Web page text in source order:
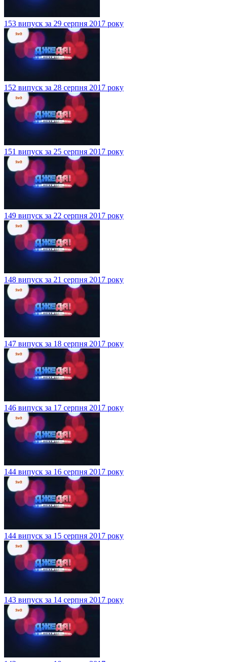
153 випуск за 29 серпня 2017 року
152 випуск за 28 серпня 2017 року
151 випуск за 25 серпня 2017 року
149 випуск за 22 серпня 2017 року
148 випуск за 21 серпня 2017 року
147 випуск за 18 серпня 2017 року
146 випуск за 17 серпня 2017 року
144 випуск за 16 серпня 2017 року
144 випуск за 15 серпня 2017 року
143 випуск за 14 серпня 2017 року